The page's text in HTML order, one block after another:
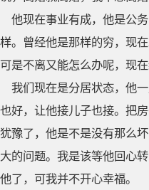
他现在事业有成，他是公
样。曾经他是那样的穷，现
可是不离又能怎么办呢，现
我们现在是分居状态，他
也好，让他接儿子也接。把
犹豫了，他是不是没有那么
大的问题。我是该等他回心
他了，可我并不开心幸福。